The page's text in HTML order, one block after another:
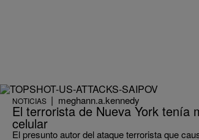
NOTICIAS | meghann.a.kennedy
El terrorista de Nueva York tenía
celular
El presunto autor del ataque terrorista que